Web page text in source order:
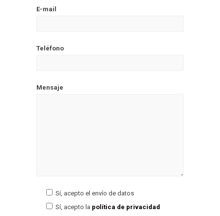
E-mail
Teléfono
Mensaje
Sí, acepto el envío de datos
Sí, acepto la política de privacidad